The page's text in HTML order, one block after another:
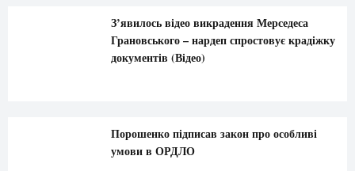
З’явилось відео викрадення Мерседеса
Грановського – нардеп спростовує крадіжку
документів (Відео)
Порошенко підписав закон про особливі
умови в ОРДЛО